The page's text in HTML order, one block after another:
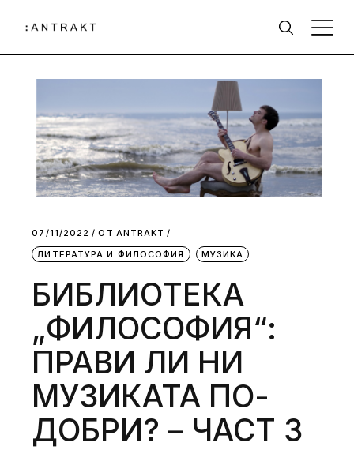
07/11/2022 ОТ АNTRAKT
ЛИТЕРАТУРА И ФИЛОСОФИЯ
МУЗИКА
БИБЛИОТЕКА
„ФИЛОСОФИЯ“:
ПРАВИ ЛИ НИ
МУЗИКАТА ПО-
ДОБРИ? – ЧАСТ 3